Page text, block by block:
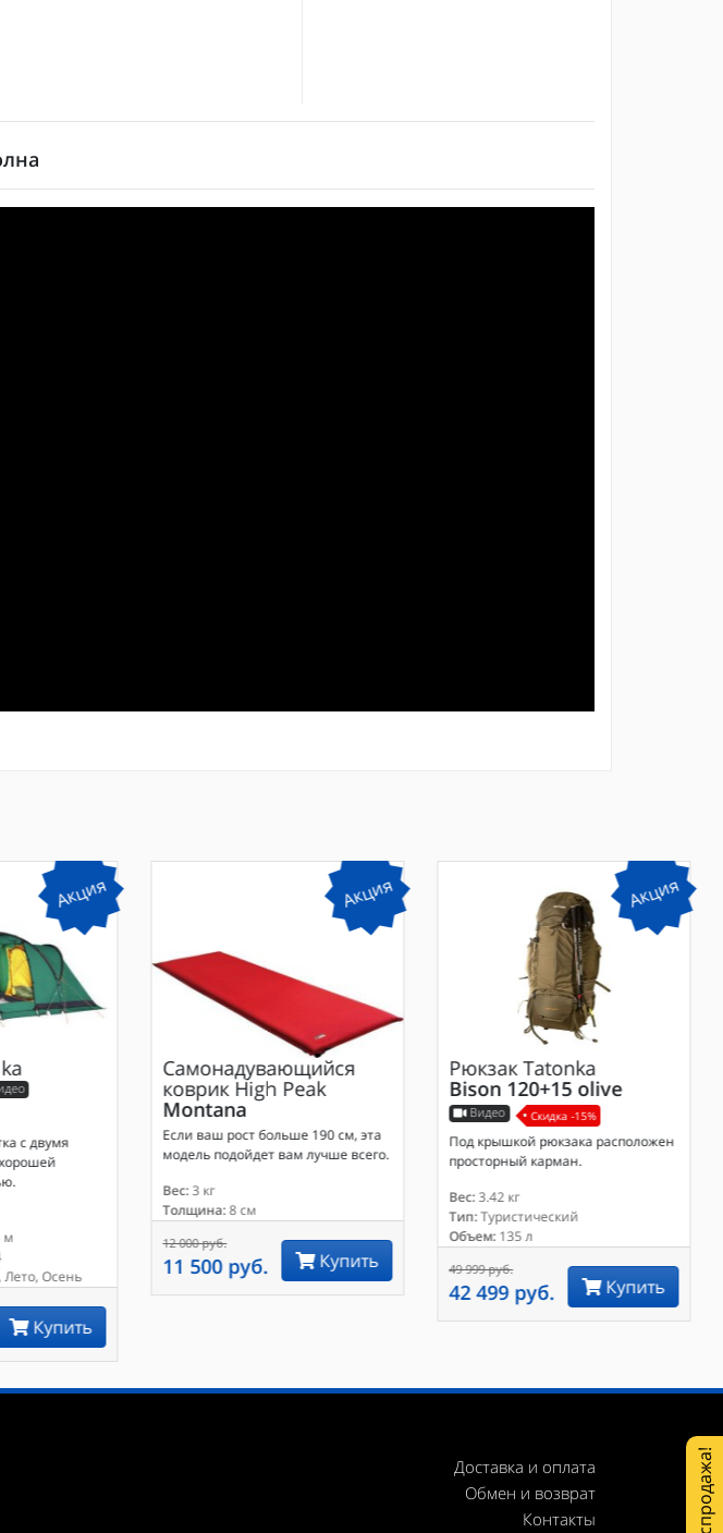
Акция
с двумя
м
Осень
Купить
Акция
Самонадувающийся
коврик High Peak
Montana
Если ваш рост больше 190 см, эта
модель подойдет вам лучше всего.
Вес:3 кг
Толщина:8 см
12 000 руб.
11 500 руб. Купить
Акция
Рюкзак Tatonka
Bison 120+15 olive
Видео Скидка -15%
Под крышкой рюкзака расположен
просторный карман.
Вес:3.42 кг
Тип:Туристический
Объем:135 л
49 999 руб.
42 499 руб. Купить
Доставка и оплата
Обмен и возврат
Контакты
Распродажа!